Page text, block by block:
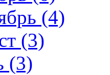
(4)
(3)
(3)